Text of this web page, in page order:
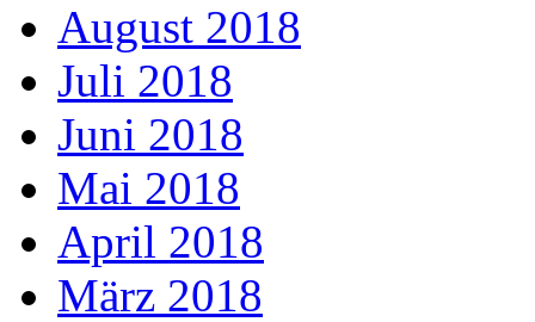
August 2018
Juli 2018
Juni 2018
Mai 2018
April 2018
März 2018